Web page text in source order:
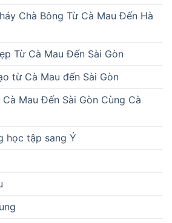
Chà Bông Từ Cà Mau Đến Hà
Từ Cà Mau Đến Sài Gòn
từ Cà Mau đến Sài Gòn
Mau Đến Sài Gòn Cùng Cà
học tập sang Ý